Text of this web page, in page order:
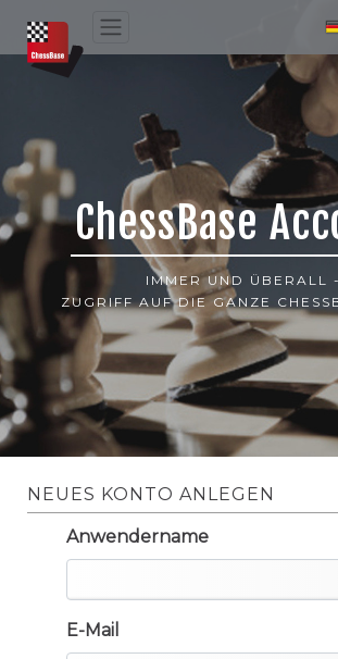
ChessBase
IMMER UND ÜBERALL -
ZUGRIFF AUF DIE GANZE
NEUES KONTO ANLEGEN
Anwendername
E-Mail